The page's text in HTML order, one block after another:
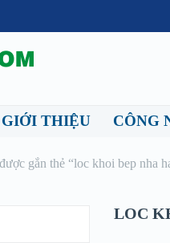
GIỚI THIỆU CÔNG
gắn thẻ “loc khoi bep nha
LOC